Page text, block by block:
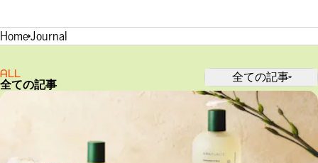
HomeJournal
ALL
全ての記事
全ての記事